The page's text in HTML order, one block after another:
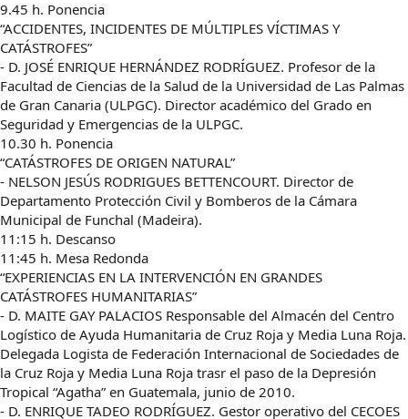
9.45 h. Ponencia
“ACCIDENTES, INCIDENTES DE MÚLTIPLES VÍCTIMAS Y
CATÁSTROFES”
- D. JOSÉ ENRIQUE HERNÁNDEZ RODRÍGUEZ. Profesor de la
Facultad de Ciencias de la Salud de la Universidad de Las Palmas
de Gran Canaria (ULPGC). Director académico del Grado en
Seguridad y Emergencias de la ULPGC.
10.30 h. Ponencia
“CATÁSTROFES DE ORIGEN NATURAL”
- NELSON JESÚS RODRIGUES BETTENCOURT. Director de
Departamento Protección Civil y Bomberos de la Cámara
Municipal de Funchal (Madeira).
11:15 h. Descanso
11:45 h. Mesa Redonda
“EXPERIENCIAS EN LA INTERVENCIÓN EN GRANDES
CATÁSTROFES HUMANITARIAS”
- D. MAITE GAY PALACIOS Responsable del Almacén del Centro
Logístico de Ayuda Humanitaria de Cruz Roja y Media Luna Roja.
Delegada Logista de Federación Internacional de Sociedades de
la Cruz Roja y Media Luna Roja trasr el paso de la Depresión
Tropical “Agatha” en Guatemala, junio de 2010.
- D. ENRIQUE TADEO RODRÍGUEZ. Gestor operativo del CECOES